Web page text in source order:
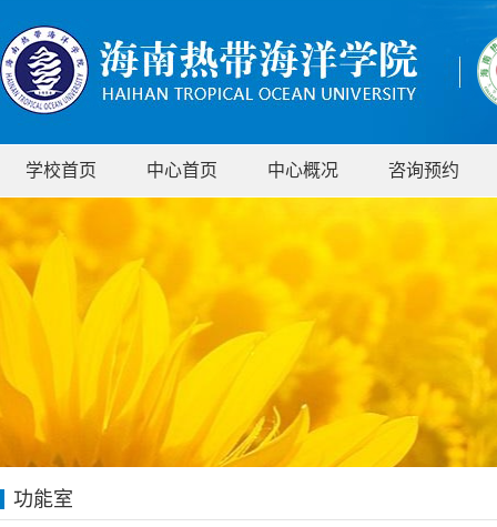
学校首页 中心首页 中心概况 咨询预约
功能室